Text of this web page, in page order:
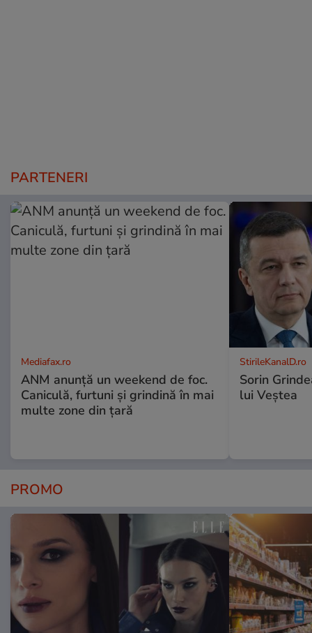
PARTENERI
Mediafax.ro
ANM anunță un weekend de foc.
Caniculă, furtuni și grindină în mai
multe zone din țară
StirileKanalD.ro
Sorin
lui Veștea
PROMO